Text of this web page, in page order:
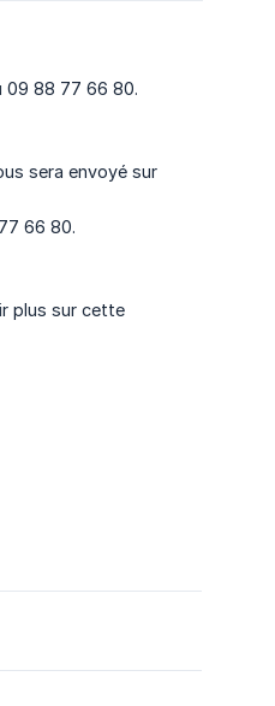
09 88 77 66 80.
sera envoyé sur
66 80.
plus sur cette